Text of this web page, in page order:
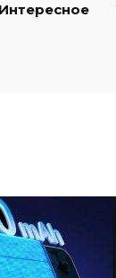
Интересное